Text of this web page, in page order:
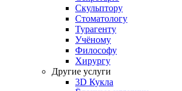
Скульптору
Стоматологу
Турагенту
Учёному
Философу
Хирургу
Другие услуги
3D Кукла